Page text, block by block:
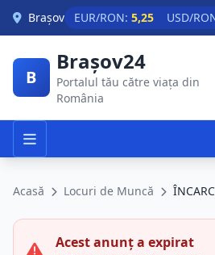
Skip to main content
Brașov EUR/RON: 5,25 USD/
B
Brașov24
Portalul tău către viața din
România
Acasă Locuri de Muncă
Acest anunț a expirat